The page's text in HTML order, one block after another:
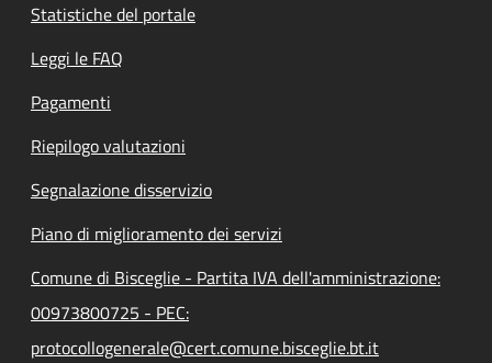
Statistiche del portale
Leggi le FAQ
Pagamenti
Riepilogo valutazioni
Segnalazione disservizio
Piano di miglioramento dei servizi
Comune di Bisceglie - Partita IVA dell'amministrazione:
00973800725 - PEC:
protocollogenerale@cert.comune.bisceglie.bt.it